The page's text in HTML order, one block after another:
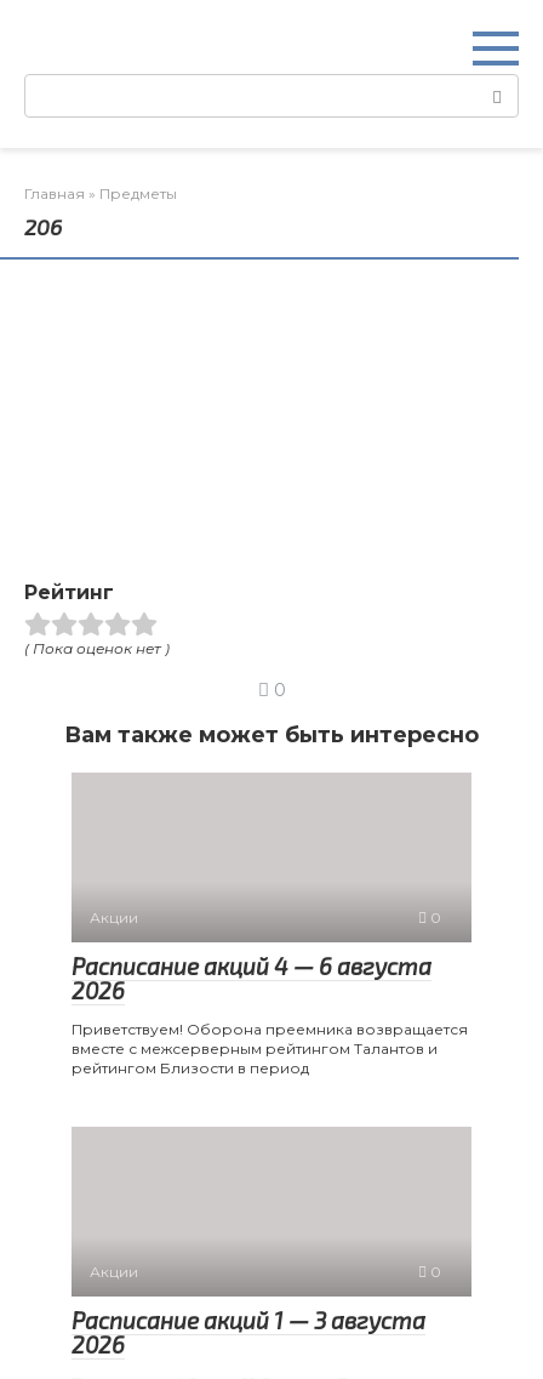
Поиск:
Главная » Предметы
206
Рейтинг
( Пока оценок нет )
0
Вам также может быть интересно
Акции 0
Расписание акций 4 — 6 августа
2026
Приветствуем! Оборона преемника возвращается
вместе с межсерверным рейтингом Талантов и
рейтингом Близости в период
Акции 0
Расписание акций 1 — 3 августа
2026